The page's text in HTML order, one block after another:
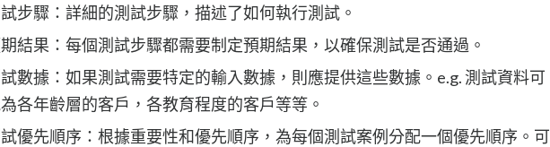
步驟：詳細的測試步驟，描述了如何執行測試。
結果：每個測試步驟都需要制定預期結果，以確保測試是否通過。
數據：如果測試需要特定的輸入數據，則應提供這些數據。e.g. 測試資料可
各年齡層的客戶，各教育程度的客戶等等。
優先順序：根據重要性和優先順序，為每個測試案例分配一個優先順序。可